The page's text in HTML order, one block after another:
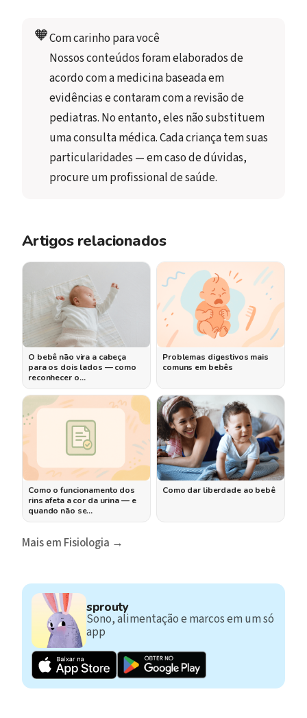
🧡Com carinho para você
Nossos conteúdos foram elaborados de
acordo com a medicina baseada em
evidências e contaram com a revisão de
pediatras. No entanto, eles não substituem
uma consulta médica. Cada criança tem suas
particularidades — em caso de dúvidas,
procure um profissional de saúde.
Artigos relacionados
O bebê não vira a cabeça
para os dois lados — como
reconhecer o…
Problemas digestivos mais
comuns em bebês
Como o funcionamento dos
rins afeta a cor da urina — e
quando não se…
Como dar liberdade ao bebê
Mais em Fisiologia →
sprouty
Sono, alimentação e marcos em um só
app